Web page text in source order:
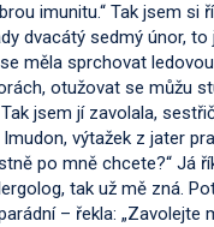
imunitu.“ Tak jsem si
dvacátý sedmý únor,
měla sprchovat
otužovat se můžu
jsem jí zavolala,
výtažek z jater
po mně chcete?“ Já
tak už mě zná.
– řekla: „Zavolejte